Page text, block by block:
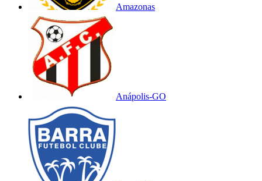
Amazonas
Anápolis-GO